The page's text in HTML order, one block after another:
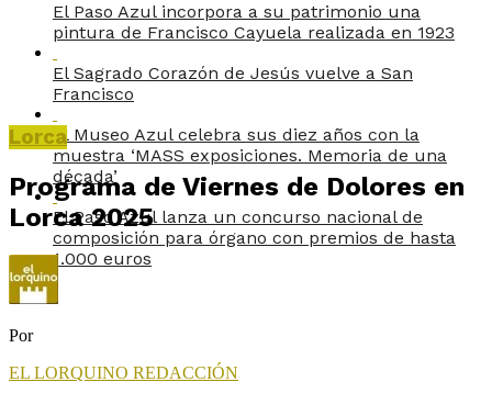
El Paso Azul incorpora a su patrimonio una
pintura de Francisco Cayuela realizada en 1923
El Sagrado Corazón de Jesús vuelve a San
Francisco
El Museo Azul celebra sus diez años con la
muestra ‘MASS exposiciones. Memoria de una
década’
El Paso Azul lanza un concurso nacional de
composición para órgano con premios de hasta
1.000 euros
Lorca
Programa de Viernes de Dolores en
Lorca 2025
Por
EL LORQUINO REDACCIÓN